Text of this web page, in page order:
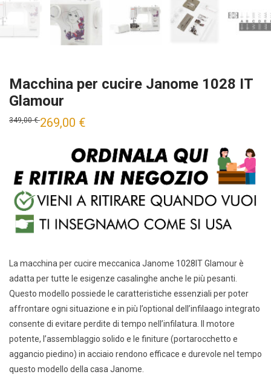
Macchina per cucire Janome 1028 IT
Glamour
349,00€ 269,00 €
La macchina per cucire meccanica Janome 1028IT Glamour è
adatta per tutte le esigenze casalinghe anche le più pesanti.
Questo modello possiede le caratteristiche essenziali per poter
affrontare ogni situazione e in più l’optional dell’infilaago integrato
consente di evitare perdite di tempo nell’infilatura. Il motore
potente, l’assemblaggio solido e le finiture (portarocchetto e
aggancio piedino) in acciaio rendono efficace e durevole nel tempo
questo modello della casa Janome.